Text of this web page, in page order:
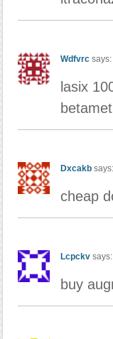
Wdfvrc says:
lasix
Dxcakb says:
cheap
Lcpckv says:
buy